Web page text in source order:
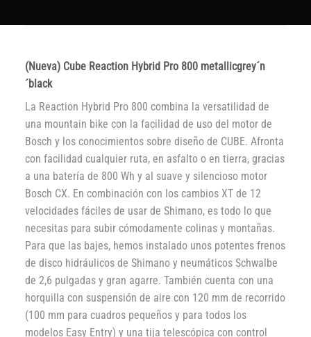
(Nueva) Cube Reaction Hybrid Pro 800 metallicgrey´n
´black
La Reaction Hybrid Pro 800 combina la versatilidad de
una mountain bike con la facilidad de uso del motor de
Bosch y los conocimientos sobre diseño de CUBE. Afronta
con facilidad cualquier ruta, en asfalto o en tierra, gracias
a una batería de 800 Wh y al suave y silencioso motor
Bosch CX. En combinación con los cambios XT de 12
velocidades fáciles de usar de Shimano, es todo lo que
necesitas para subir cómodamente colinas y montañas.
Para que las bajes, hemos instalado unos potentes frenos
de disco hidráulicos de Shimano y neumáticos Schwalbe
de 2,6 pulgadas y gran agarre. También cuenta con una
horquilla con suspensión de aire con 120 mm de recorrido
(100 mm para cuadros pequeños y para todos los
modelos Easy Entry) y una tija telescópica con control